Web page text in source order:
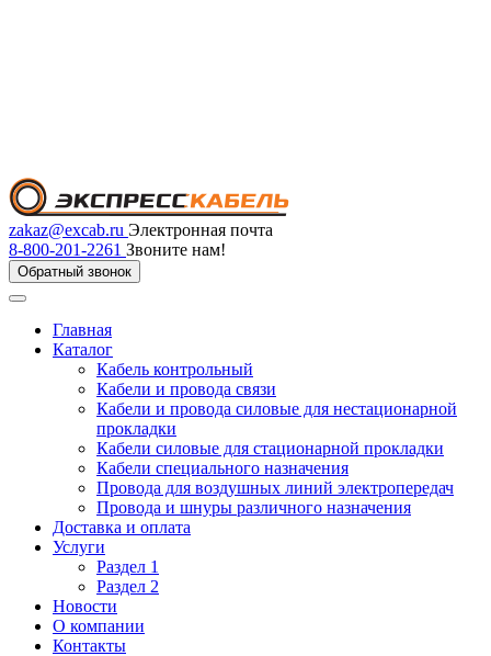
zakaz@excab.ru Электронная почта
8-800-201-2261 Звоните нам!
Обратный звонок
Главная
Каталог
Кабель контрольный
Кабели и провода связи
Кабели и провода силовые для нестационарной
прокладки
Кабели силовые для стационарной прокладки
Кабели специального назначения
Провода для воздушных линий электропередач
Провода и шнуры различного назначения
Доставка и оплата
Услуги
Раздел 1
Раздел 2
Новости
О компании
Контакты